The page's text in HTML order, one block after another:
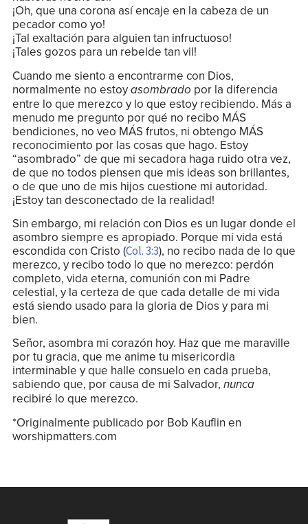
¡Oh, que una corona así encaje en la cabeza de un
pecador como yo!
¡Tal exaltación para alguien tan infructuoso!
¡Tales gozos para un rebelde tan vil!
Cuando me siento a encontrarme con Dios,
normalmente no estoy asombrado por la diferencia
entre lo que merezco y lo que estoy recibiendo. Más a
menudo me pregunto por qué no recibo MÁS
bendiciones, no veo MÁS frutos, ni obtengo MÁS
reconocimiento por las cosas que hago. Estoy
“asombrado” de que mi secadora haga ruido otra vez,
de que no todos piensen que mis ideas son brillantes,
o de que uno de mis hijos cuestione mi autoridad.
¡Estoy tan desconectado de la realidad!
Sin embargo, mi relación con Dios es un lugar donde el
asombro siempre es apropiado. Porque mi vida está
escondida con Cristo (Col. 3:3), no recibo nada de lo que
merezco, y recibo todo lo que no merezco: perdón
completo, vida eterna, comunión con mi Padre
celestial, y la certeza de que cada detalle de mi vida
está siendo usado para la gloria de Dios y para mi
bien.
Señor, asombra mi corazón hoy. Haz que me maraville
por tu gracia, que me anime tu misericordia
interminable y que halle consuelo en cada prueba,
sabiendo que, por causa de mi Salvador, nunca
recibiré lo que merezco.
*Originalmente publicado por Bob Kauflin en
worshipmatters.com